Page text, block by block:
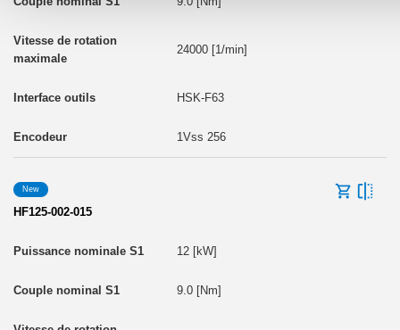
24000 [1/min]
HSK-F63
1Vss 256
New
HF125-002-015
12 [kW]
9.0 [Nm]